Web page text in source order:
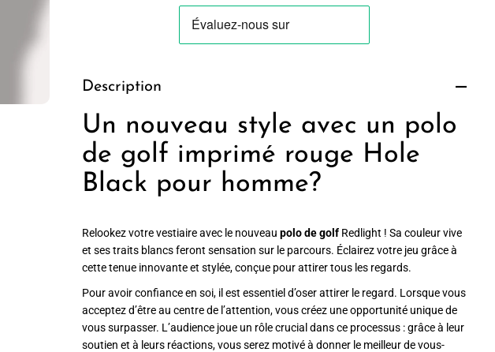
Description
Un nouveau style avec un polo
de golf imprimé rouge Hole
Black pour homme?
Relookez votre vestiaire avec le nouveau polo de golf Redlight ! Sa couleur vive
et ses traits blancs feront sensation sur le parcours. Éclairez votre jeu grâce à
cette tenue innovante et stylée, conçue pour attirer tous les regards.
Pour avoir confiance en soi, il est essentiel d’oser attirer le regard. Lorsque vous
acceptez d’être au centre de l’attention, vous créez une opportunité unique de
vous surpasser. L’audience joue un rôle crucial dans ce processus : grâce à leur
soutien et à leurs réactions, vous serez motivé à donner le meilleur de vous-